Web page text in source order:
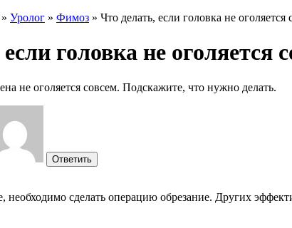
» Уролог » Фимоз » Что делать, если головка не оголяется
головка не оголяется
не оголяется совсем. Подскажите, что нужно делать.
Ответить
необходимо сделать операцию обрезание. Других